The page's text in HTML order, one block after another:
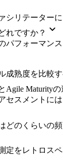
シリテーター
れですか？
パフォーマン
成熟度を比較
Agile Maturity
セスメントに
どのくらいの
定をレトロス